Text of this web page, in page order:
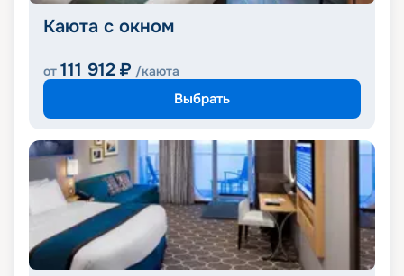
Каюта с окном
от 111 912 ₽ /каюта
Выбрать